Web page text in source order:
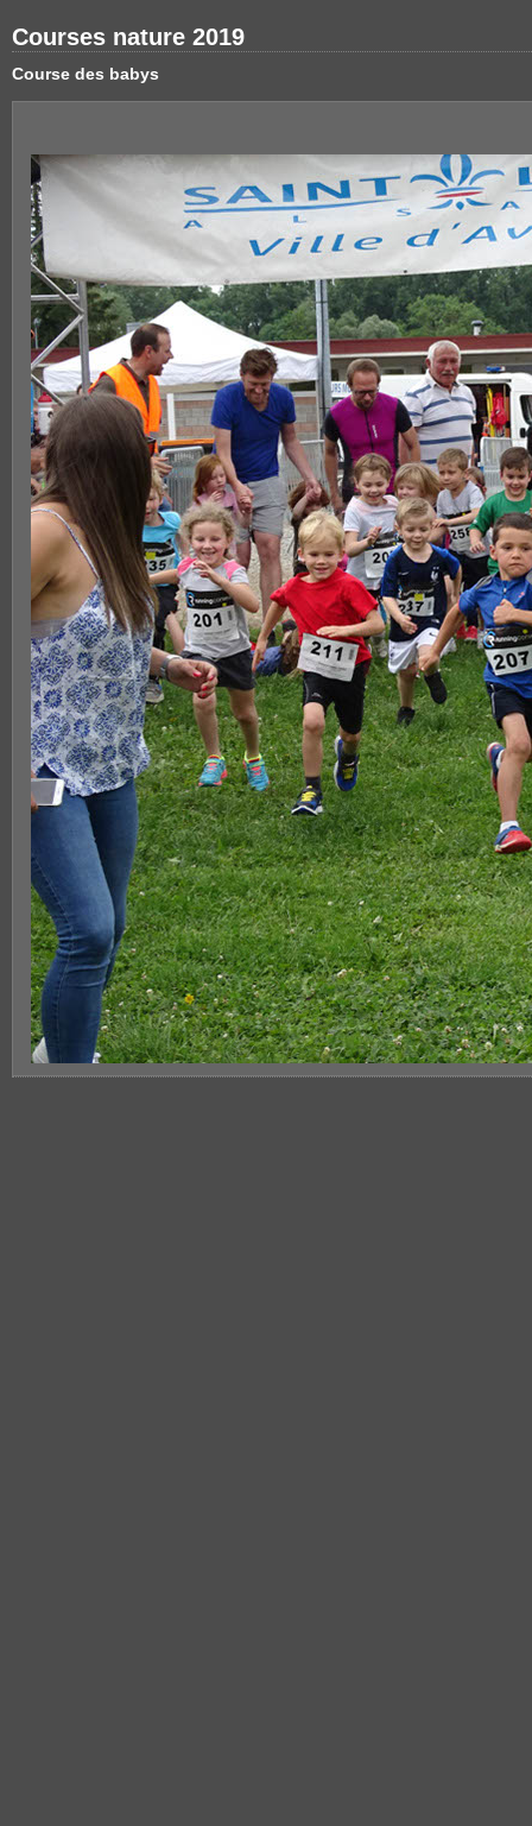
Courses nature 2019
Course des babys